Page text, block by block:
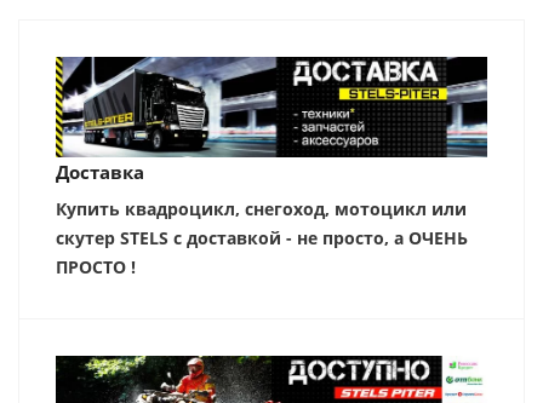
Доставка
Купить квадроцикл, снегоход, мотоцикл или
скутер STELS с доставкой - не просто, а ОЧЕНЬ
ПРОСТО !